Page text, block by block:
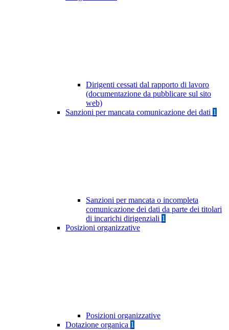
Dirigenti cessati dal rapporto di lavoro
(documentazione da pubblicare sul sito
web)
Sanzioni per mancata comunicazione dei dati 1
Sanzioni per mancata o incompleta
comunicazione dei dati da parte dei titolari
di incarichi dirigenziali 1
Posizioni organizzative
Posizioni organizzative
Dotazione organica 1